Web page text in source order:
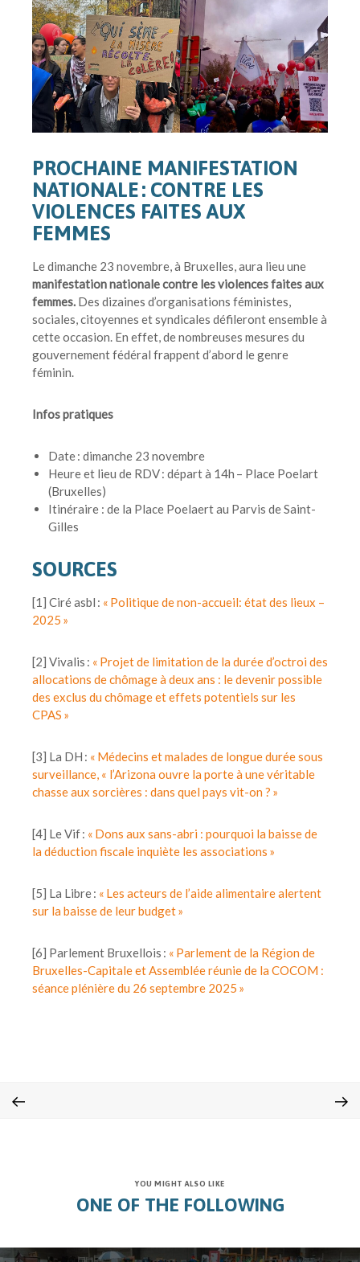
PROCHAINE MANIFESTATION
NATIONALE : CONTRE LES
VIOLENCES FAITES AUX
FEMMES
Le dimanche 23 novembre, à Bruxelles, aura lieu une
manifestation nationale contre les violences faites aux
femmes. Des dizaines d’organisations féministes,
sociales, citoyennes et syndicales défileront ensemble à
cette occasion. En effet, de nombreuses mesures du
gouvernement fédéral frappent d’abord le genre
féminin.
Infos pratiques
Date : dimanche 23 novembre
Heure et lieu de RDV : départ à 14h – Place Poelart
(Bruxelles)
Itinéraire : de la Place Poelaert au Parvis de Saint-
Gilles
SOURCES
[1] Ciré asbl : « Politique de non-accueil: état des lieux –
2025 »
[2] Vivalis : « Projet de limitation de la durée d’octroi des
allocations de chômage à deux ans : le devenir possible
des exclus du chômage et effets potentiels sur les
CPAS »
[3] La DH : « Médecins et malades de longue durée sous
surveillance, « l’Arizona ouvre la porte à une véritable
chasse aux sorcières : dans quel pays vit-on ? »
[4] Le Vif : « Dons aux sans-abri : pourquoi la baisse de
la déduction fiscale inquiète les associations »
[5] La Libre : « Les acteurs de l’aide alimentaire alertent
sur la baisse de leur budget »
[6] Parlement Bruxellois : « Parlement de la Région de
Bruxelles-Capitale et Assemblée réunie de la COCOM :
séance plénière du 26 septembre 2025 »
YOU MIGHT ALSO LIKE
ONE OF THE FOLLOWING